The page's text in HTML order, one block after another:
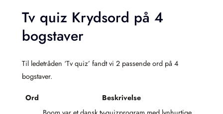
Tv quiz Krydsord på 4
bogstaver
Til ledetråden ‘Tv quiz’ fandt vi 2 passende ord på 4
bogstaver.
Ord Beskrivelse